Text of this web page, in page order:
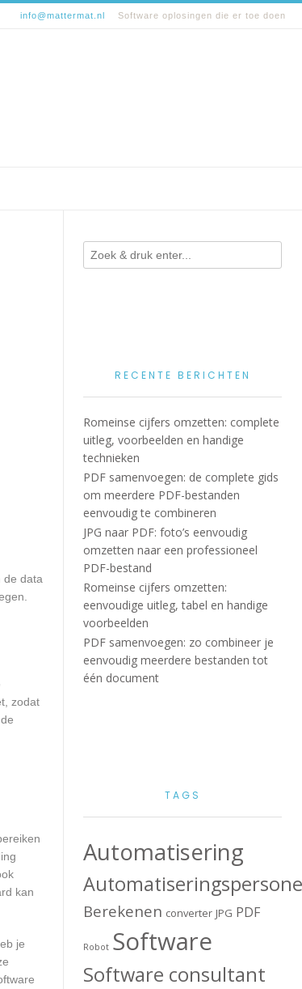
info@mattermat.nl Software oplosingen die er toe doen
de data
zodat
kan
je
RECENTE BERICHTEN
Romeinse cijfers omzetten: complete
uitleg, voorbeelden en handige
technieken
PDF samenvoegen: de complete gids
om meerdere PDF-bestanden
eenvoudig te combineren
JPG naar PDF: foto’s eenvoudig
omzetten naar een professioneel
PDF-bestand
Romeinse cijfers omzetten:
eenvoudige uitleg, tabel en handige
voorbeelden
PDF samenvoegen: zo combineer je
eenvoudig meerdere bestanden tot
één document
TAGS
Automatisering
Berekenen converter JPG PDF
Robot Software
Software consultant